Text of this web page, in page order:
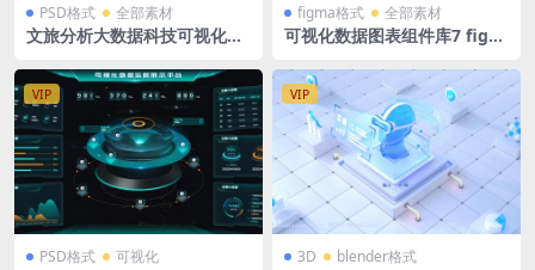
PSD格式 全部素材
文旅分析大数据科技可视化大
figma格式 全部素材
可视化数据图表组件库7 figm
盘 折线图 标题 暗色
VIP
PSD格式 可视化
VIP
3D blender格式